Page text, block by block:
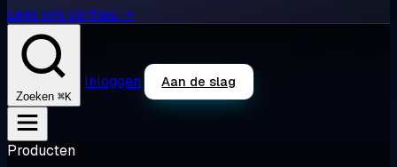
Lees ons verhaal →
Zoeken ⌘K
Inloggen Aan de slag
Producten